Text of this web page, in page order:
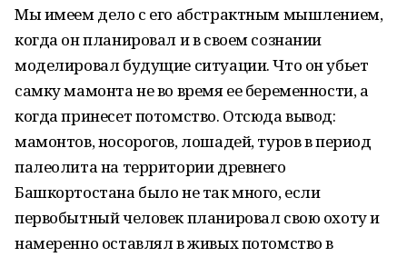
Мы имеем дело с его абстрактным мышлением,
когда он планировал и в своем сознании
моделировал будущие ситуации. Что он убьет
самку мамонта не во время ее беременности, а
когда принесет потомство. Отсюда вывод:
мамонтов, носорогов, лошадей, туров в период
палеолита на территории древнего
Башкортостана было не так много, если
первобытный человек планировал свою охоту и
намеренно оставлял в живых потомство в